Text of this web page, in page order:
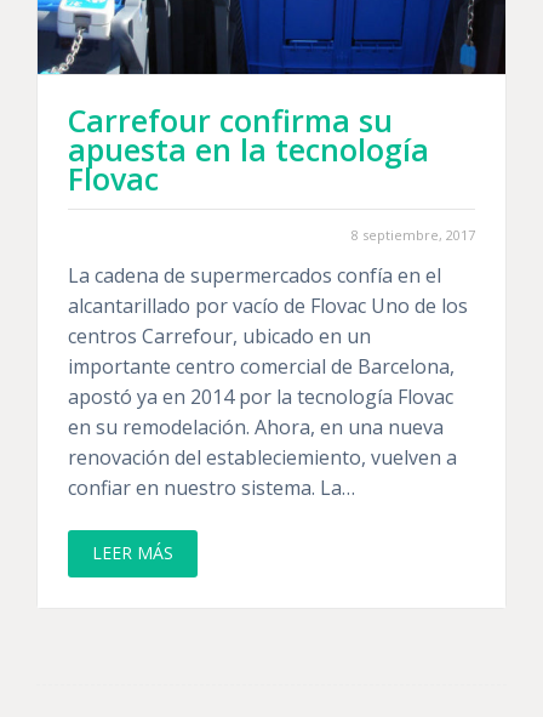
Carrefour confirma su
apuesta en la tecnología
Flovac
8 septiembre, 2017
La cadena de supermercados confía en el
alcantarillado por vacío de Flovac Uno de los
centros Carrefour, ubicado en un
importante centro comercial de Barcelona,
apostó ya en 2014 por la tecnología Flovac
en su remodelación. Ahora, en una nueva
renovación del estableciemiento, vuelven a
confiar en nuestro sistema. La…
LEER MÁS